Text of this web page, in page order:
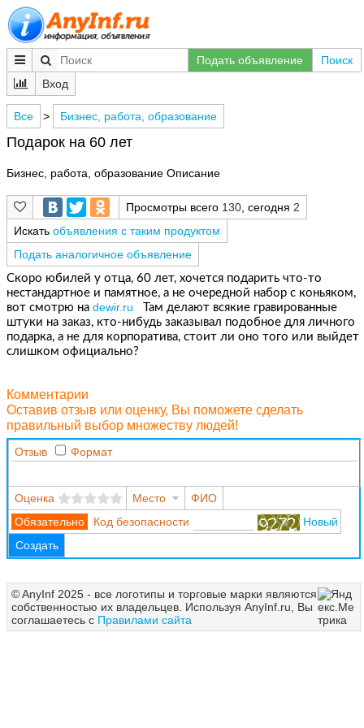
Подать объявление
Поиск
Вход
Все > Бизнес, работа, образование
Подарок на 60 лет
Бизнес, работа, образование Описание
Просмотры всего 130 , сегодня 2
Искать объявления с таким продуктом
Подать аналогичное объявление
Скоро юбилей у отца, 60 лет, хочется подарить что-то
нестандартное и памятное, а не очередной набор с коньяком,
вот смотрю на dewir.ru
Там делают всякие гравированные
штуки на заказ, кто-нибудь заказывал подобное для личного
подарка, а не для корпоратива, стоит ли оно того или выйдет
слишком официально?
Комментарии
Оставив отзыв или оценку, Вы поможете сделать
правильный выбор множеству людей!
Отзыв Формат
Оценка Место
ФИО
Код безопасности
Новый
Создать
© AnyInf 2025 - все логотипы и торговые марки являются
собственностью их владельцев. Используя AnyInf.ru, Вы
соглашаетесь с Правилами сайта